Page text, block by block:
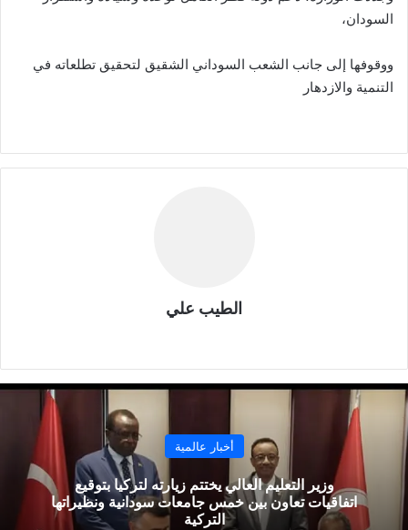
السودان،
ووقوفها إلى جانب الشعب السوداني الشقيق لتحقيق تطلعاته في
التنمية والازدهار
الطيب علي
أخبار عالمية
وزير التعليم العالي يختتم زيارته لتركيا بتوقيع
اتفاقيات تعاون بين خمس جامعات سودانية ونظيراتها
التركية